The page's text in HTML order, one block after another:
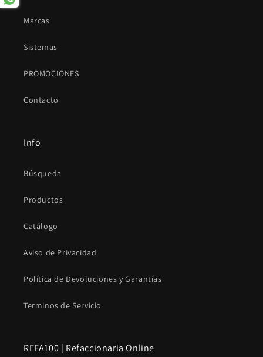
Marcas
Sistemas
PROMOCIONES
Contacto
Info
Búsqueda
Productos
Catálogo
Aviso de Privacidad
Política de Devoluciones y Garantías
Terminos de Servicio
REFA100 | Refaccionaria Online